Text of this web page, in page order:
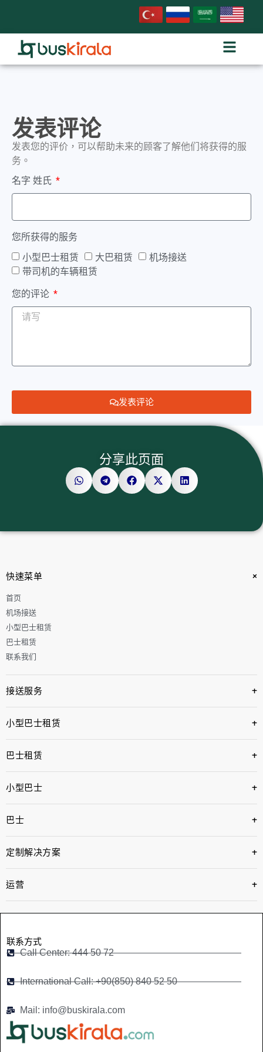
发表评论
发表您的评价，可以帮助未来的顾客了解他们将获得的服
务。
名字 姓氏
您所获得的服务
小型巴士租赁
大巴租赁
机场接送
带司机的车辆租赁
您的评论
发表评论
分享此页面
快速菜单 +
首页
机场接送
小型巴士租赁
巴士租赁
联系我们
接送服务 +
小型巴士租赁 +
巴士租赁 +
小型巴士 +
巴士 +
定制解决方案 +
运营 +
联系方式
Call Center: 444 50 72
International Call: +90(850) 840 52 50
Mail: info@buskirala.com